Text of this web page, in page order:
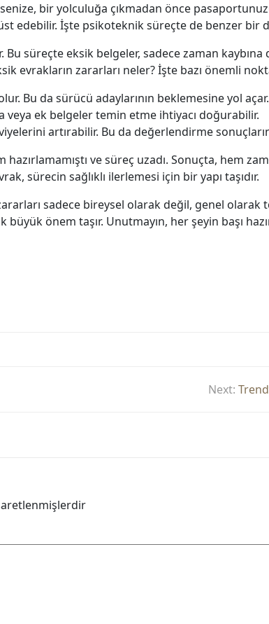
bir yolculuğa çıkmadan önce
edebilir. İşte psikoteknik süreçte de benzer bir
süreçte eksik belgeler, sadece zaman kaybına
evrakların zararları neler? İşte bazı önemli
Bu da sürücü adaylarının beklemesine yol açar.
veya ek belgeler temin etme ihtiyacı doğurabilir.
artırabilir. Bu da değerlendirme
ve süreç uzadı. Sonuçta, hem
sürecin sağlıklı ilerlemesi için bir yapı taşıdır.
sadece bireysel olarak değil, genel olarak
önem taşır. Unutmayın, her şeyin başı
Next: